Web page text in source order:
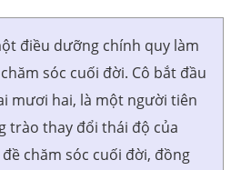
điều dưỡng chính quy làm
sóc cuối đời. Cô bắt đầu
mươi hai, là một người tiên
trào thay đổi thái độ của
chăm sóc cuối đời, đồng